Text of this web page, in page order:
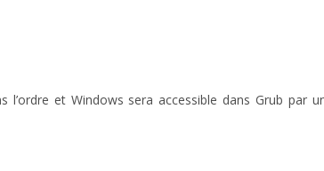
et Windows sera accessible dans Grub par